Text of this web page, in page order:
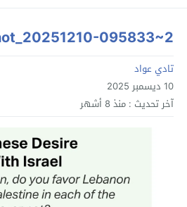
095833~2
تادي عواد
10 ديسمبر 2025
آخر تحديث : منذ 8 أشهر